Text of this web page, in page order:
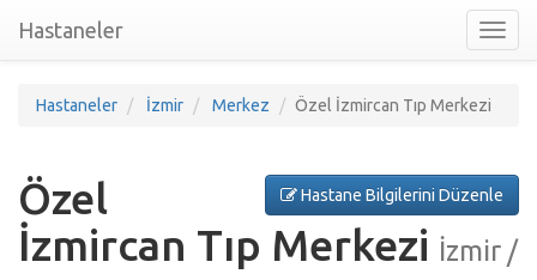
nav
Hastaneler
Hastaneler İzmir Merkez Özel İzmircan Tıp Merkezi
Hastane Bilgilerini Düzenle
Özel
İzmircan Tıp Merkezi İzmir /